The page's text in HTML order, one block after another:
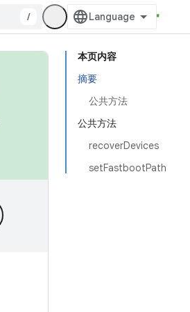
/
本页内容
摘要
公共方法
公共方法
recoverDevices
setFastbootPath